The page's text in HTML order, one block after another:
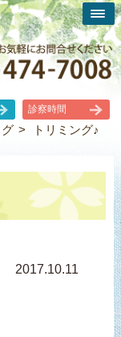
診察時間
トリミング♪
2017.10.11